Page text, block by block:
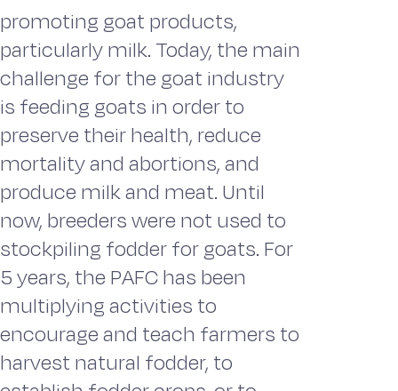
promoting goat products,
particularly milk. Today, the main
challenge for the goat industry
is feeding goats in order to
preserve their health, reduce
mortality and abortions, and
produce milk and meat. Until
now, breeders were not used to
stockpiling fodder for goats. For
5 years, the PAFC has been
multiplying activities to
encourage and teach farmers to
harvest natural fodder, to